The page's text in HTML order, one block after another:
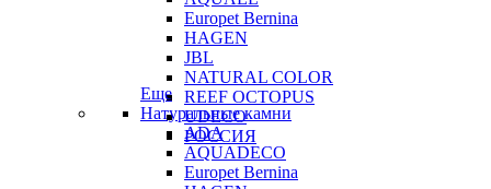
Europet Bernina
HAGEN
JBL
NATURAL COLOR
REEF OCTOPUS
UDECO
РОССИЯ
Еще
Натуральные камни
ADA
AQUADECO
Europet Bernina